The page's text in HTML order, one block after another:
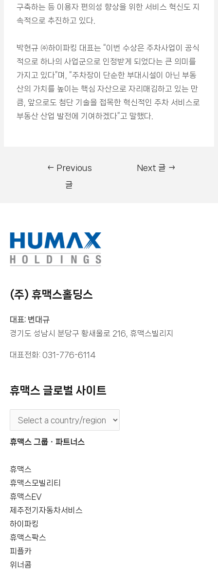
구축하는 등 이용자 편의성 향상을 위한 서비스 혁신도 지
속적으로 추진하고 있다.
박현규 ㈜하이파킹 대표는 “이번 수상은 주차사업이 공식
적으로 하나의 사업군으로 인정받게 되었다는 큰 의미를
가지고 있다”며, “주차장이 단순한 부대시설이 아닌 부동
산의 가치를 높이는 핵심 자산으로 자리매김하고 있는 만
큼, 앞으로도 첨단 기술을 접목한 혁신적인 주차 서비스로
부동산 산업 발전에 기여하겠다”고 말했다.
← Previous
글
Next 글 →
(주) 휴맥스홀딩스
대표: 변대규
경기도 성남시 분당구 황새울로 216, 휴맥스빌리지
대표전화: 031-776-6114
휴맥스 글로벌 사이트
휴맥스 그룹ㆍ파트너스
휴맥스
휴맥스모빌리티
휴맥스EV
제주전기자동차서비스
하이파킹
휴맥스팍스
피플카
위너콤